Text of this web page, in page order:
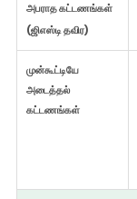
அபராத கட்டணங்கள்
(ஜிஎஸ்டி தவிர)
முன்கூட்டியே
அடைத்தல்
கட்டணங்கள்